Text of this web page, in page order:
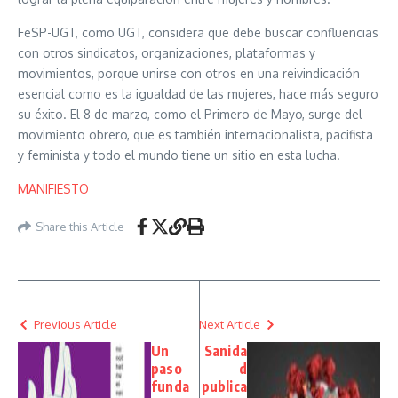
FeSP-UGT, como UGT, considera que debe buscar confluencias
con otros sindicatos, organizaciones, plataformas y
movimientos, porque unirse con otros en una reivindicación
esencial como es la igualdad de las mujeres, hace más seguro
su éxito. El 8 de marzo, como el Primero de Mayo, surge del
movimiento obrero, que es también internacionalista, pacifista
y feminista y todo el mundo tiene un sitio en esta lucha.
MANIFIESTO
Share this Article
Previous Article
Un
paso
funda
Next Article
Sanida
d
publica